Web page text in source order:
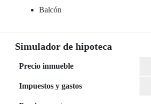
Balcón
Simulador de hipoteca
Precio inmueble
Impuestos y gastos